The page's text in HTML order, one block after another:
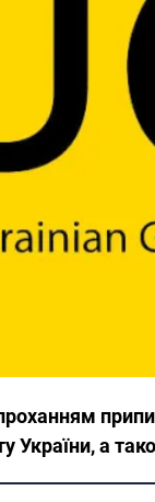
України, а